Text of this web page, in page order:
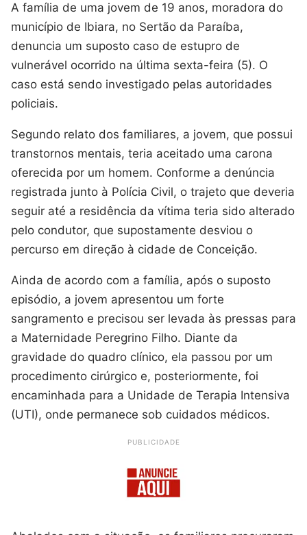
A família de uma jovem de 19 anos, moradora do
município de Ibiara, no Sertão da Paraíba,
denuncia um suposto caso de estupro de
vulnerável ocorrido na última sexta-feira (5). O
caso está sendo investigado pelas autoridades
policiais.
Segundo relato dos familiares, a jovem, que possui
transtornos mentais, teria aceitado uma carona
oferecida por um homem. Conforme a denúncia
registrada junto à Polícia Civil, o trajeto que deveria
seguir até a residência da vítima teria sido alterado
pelo condutor, que supostamente desviou o
percurso em direção à cidade de Conceição.
Ainda de acordo com a família, após o suposto
episódio, a jovem apresentou um forte
sangramento e precisou ser levada às pressas para
a Maternidade Peregrino Filho. Diante da
gravidade do quadro clínico, ela passou por um
procedimento cirúrgico e, posteriormente, foi
encaminhada para a Unidade de Terapia Intensiva
(UTI), onde permanece sob cuidados médicos.
PUBLICIDADE